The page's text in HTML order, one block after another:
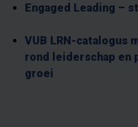
Engaged Leading –
VUB LRN-catalogus
rond leiderschap en
groei